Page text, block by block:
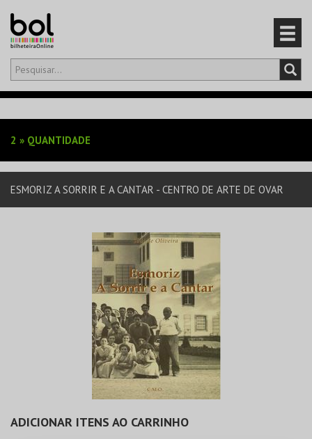
Olá,iniciar sessão
EVENTOS
CARTÕES
2 » QUANTIDADE
ESMORIZ A SORRIR E A CANTAR - CENTRO DE ARTE DE OVAR
ADICIONAR ITENS AO CARRINHO